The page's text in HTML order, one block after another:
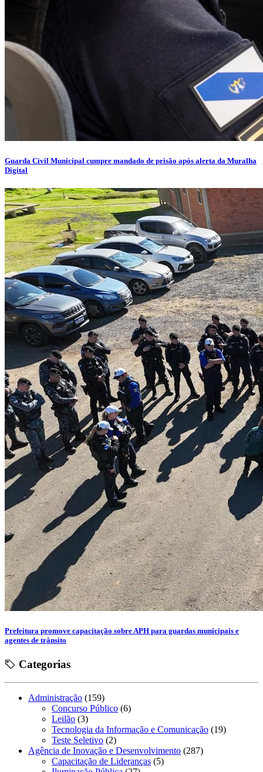
Guarda Civil Municipal cumpre mandado de prisão após alerta da Muralha
Digital
Prefeitura promove capacitação sobre APH para guardas municipais e
agentes de trânsito
Categorias
Administração (159)
Concurso Público (6)
Leilão (3)
Tecnologia da Informação e Comunicação (19)
Teste Seletivo (2)
Agência de Inovação e Desenvolvimento (287)
Capacitação de Lideranças (5)